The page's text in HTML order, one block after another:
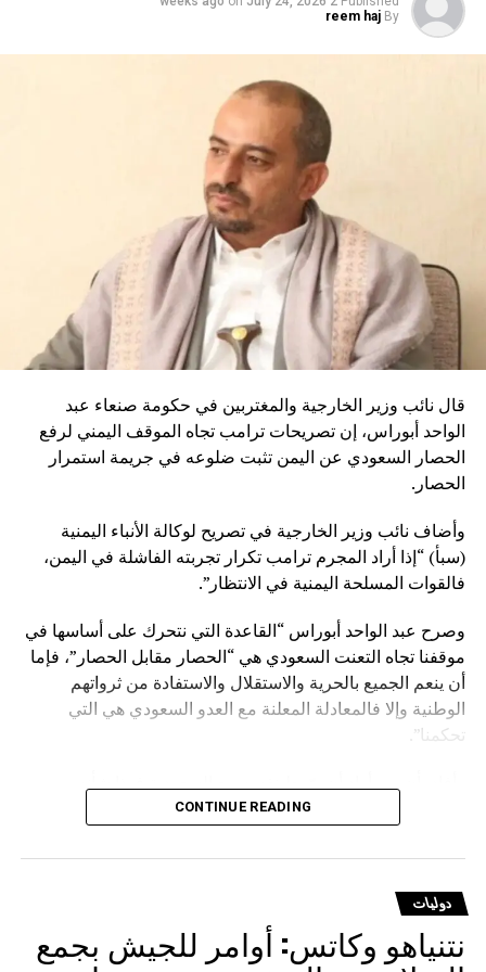
باستثمار 170 مليون دولار
الفائدة الرئيسي بواقع 0.5% إلى 16%
By
reem haj
قال نائب وزير الخارجية والمغتربين في حكومة صنعاء عبد
الواحد أبوراس، إن تصريحات ترامب تجاه الموقف اليمني لرفع
الحصار السعودي عن اليمن تثبت ضلوعه في جريمة استمرار
الحصار.
وأضاف نائب وزير الخارجية في تصريح لوكالة الأنباء اليمنية
(سبأ) “إذا أراد المجرم ترامب تكرار تجربته الفاشلة في اليمن،
فالقوات المسلحة اليمنية في الانتظار”.
وصرح عبد الواحد أبوراس “القاعدة التي نتحرك على أساسها في
موقفنا تجاه التعنت السعودي هي “الحصار مقابل الحصار”، فإما
أن ينعم الجميع بالحرية والاستقلال والاستفادة من ثرواتهم
الوطنية وإلا فالمعادلة المعلنة مع العدو السعودي هي التي
تحكمنا”.
وسيدفع ثمنا باهظا نتيجة قراره الخاطئ، مؤكدا أنهم يتحركون
المشروعة للشعوب إلا قانون الغاب، مشيرا إلى أن على
السعودية أن تعي جيدا أن المخرج الوحيد لرفع الحصار عنها يتمثل
في رفع الحصار عن اليمن.
CONTINUE READING
دوليات
نتنياهو وكاتس: أوامر للجيش بجمع